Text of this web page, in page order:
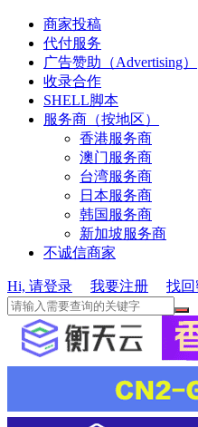
商家投稿
代付服务
广告赞助（Advertising）
收录合作
SHELL脚本
服务商（按地区）
香港服务商
澳门服务商
台湾服务商
日本服务商
韩国服务商
新加坡服务商
不诚信商家
Hi, 请登录 我要注册 找